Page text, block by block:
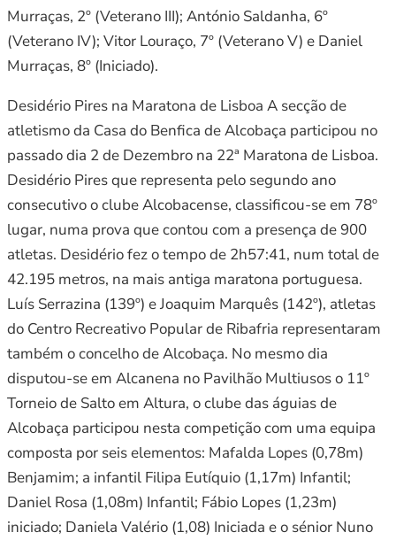
Murraças, 2º (Veterano III); António Saldanha, 6º
(Veterano IV); Vitor Louraço, 7º (Veterano V) e Daniel
Murraças, 8º (Iniciado).
Desidério Pires na Maratona de Lisboa A secção de
atletismo da Casa do Benfica de Alcobaça participou no
passado dia 2 de Dezembro na 22ª Maratona de Lisboa.
Desidério Pires que representa pelo segundo ano
consecutivo o clube Alcobacense, classificou-se em 78º
lugar, numa prova que contou com a presença de 900
atletas. Desidério fez o tempo de 2h57:41, num total de
42.195 metros, na mais antiga maratona portuguesa.
Luís Serrazina (139º) e Joaquim Marquês (142º), atletas
do Centro Recreativo Popular de Ribafria representaram
também o concelho de Alcobaça. No mesmo dia
disputou-se em Alcanena no Pavilhão Multiusos o 11º
Torneio de Salto em Altura, o clube das águias de
Alcobaça participou nesta competição com uma equipa
composta por seis elementos: Mafalda Lopes (0,78m)
Benjamim; a infantil Filipa Eutíquio (1,17m) Infantil;
Daniel Rosa (1,08m) Infantil; Fábio Lopes (1,23m)
iniciado; Daniela Valério (1,08) Iniciada e o sénior Nuno